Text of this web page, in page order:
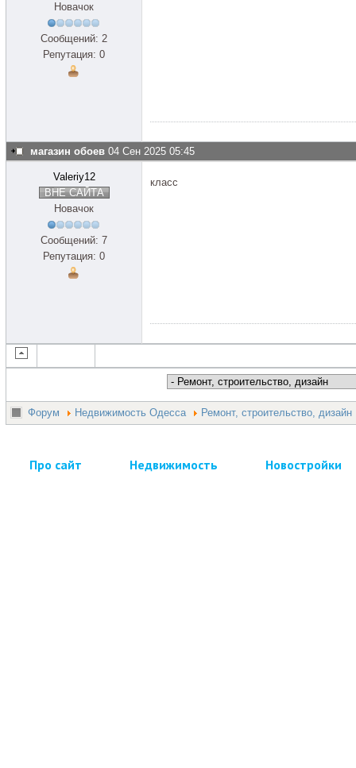
Новачок
Сообщений: 2
Репутация: 0
магазин обоев 04 Сен 2025 05:45
Valeriy12
ВНЕ САЙТА
Новачок
Сообщений: 7
Репутация: 0
класс
Форум Недвижимость Одесса Ремонт, строительство, дизайн
Про сайт Недвижимость Новостройки